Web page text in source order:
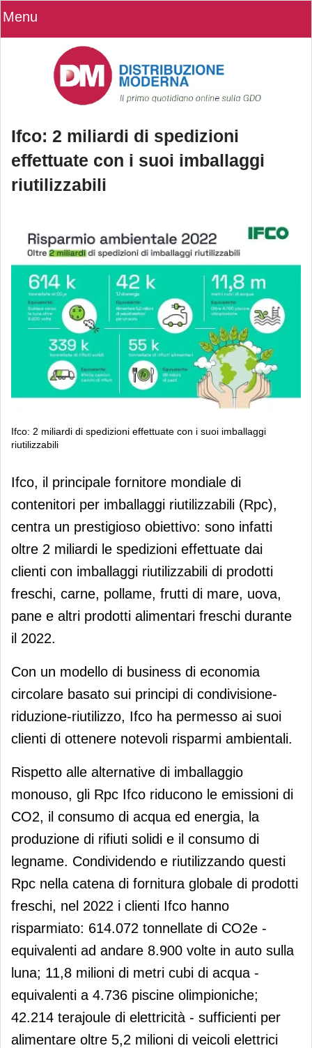
Menu
Ifco: 2 miliardi di spedizioni
effettuate con i suoi imballaggi
riutilizzabili
Ifco: 2 miliardi di spedizioni effettuate con i suoi imballaggi
riutilizzabili
Ifco: 2 miliardi di spedizioni effettuate
con i suoi imballaggi riutilizzabili
Ifco, il principale fornitore mondiale di
contenitori per imballaggi riutilizzabili (Rpc),
centra un prestigioso obiettivo: sono infatti
oltre 2 miliardi le spedizioni effettuate dai
clienti con imballaggi riutilizzabili di prodotti
freschi, carne, pollame, frutti di mare, uova,
pane e altri prodotti alimentari freschi durante
il 2022.
Con un modello di business di economia
circolare basato sui principi di condivisione-
riduzione-riutilizzo, Ifco ha permesso ai suoi
clienti di ottenere notevoli risparmi ambientali.
Rispetto alle alternative di imballaggio
monouso, gli Rpc Ifco riducono le emissioni di
CO2, il consumo di acqua ed energia, la
produzione di rifiuti solidi e il consumo di
legname. Condividendo e riutilizzando questi
Rpc nella catena di fornitura globale di prodotti
freschi, nel 2022 i clienti Ifco hanno
risparmiato: 614.072 tonnellate di CO2e -
equivalenti ad andare 8.900 volte in auto sulla
luna; 11,8 milioni di metri cubi di acqua -
equivalenti a 4.736 piscine olimpioniche;
42.214 terajoule di elettricità - sufficienti per
alimentare oltre 5,2 milioni di veicoli elettrici